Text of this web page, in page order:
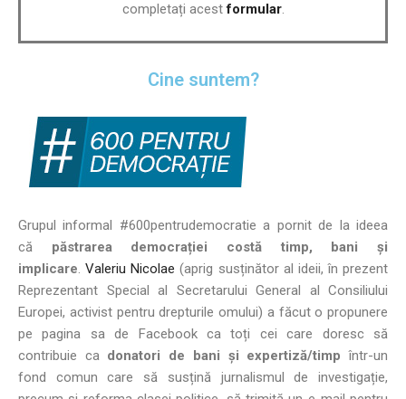
completați acestformular.
Cine suntem?
Grupul informal #600pentrudemocratie a pornit de la ideea
că păstrarea democrației costă timp, bani și
implicare.Valeriu Nicolae (aprig susținător al ideii, în prezent
Reprezentant Special al Secretarului General al Consiliului
Europei, activist pentru drepturile omului) a făcut o propunere
pe pagina sa de Facebook ca toți cei care doresc să
contribuie ca donatori de bani și expertiză/timp într-un
fond comun care să susțină jurnalismul de investigație,